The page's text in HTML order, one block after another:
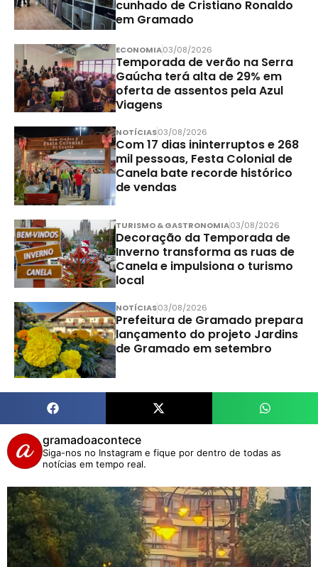
cunhado de Cristiano Ronaldo
em Gramado
ECONOMIA03/08/2026
Temporada de verão na Serra
Gaúcha terá alta de 29% em
oferta de assentos pela Azul
Viagens
NOTÍCIAS03/08/2026
Com 17 dias ininterruptos e 268
mil pessoas, Festa Colonial de
Canela bate recorde histórico
de vendas
TURISMO & GASTRONOMIA03/08/2026
Decoração da Temporada de
Inverno transforma as ruas de
Canela e impulsiona o turismo
local
NOTÍCIAS03/08/2026
Prefeitura de Gramado prepara
lançamento do projeto Jardins
de Gramado em setembro
gramadoacontece
Siga-nos no Instagram e fique por dentro de todas as
notícias em tempo real.